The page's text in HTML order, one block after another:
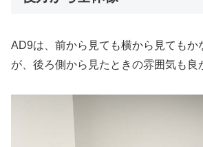
AD9は、前から見ても横から見てもか
が、後ろ側から見たときの雰囲気も良